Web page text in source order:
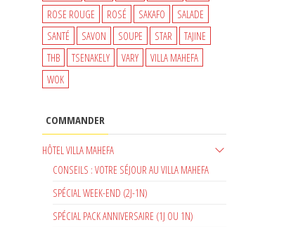
ROSE ROUGE
ROSÉ SAKAFO
SALADE
SANTÉ
SAVON SOUPE STAR
TAJINE
THB
TSENAKELY VARY
VILLA MAHEFA
WOK
COMMANDER
HÔTEL VILLA MAHEFA
CONSEILS : VOTRE SÉJOUR AU VILLA MAHEFA
SPÉCIAL WEEK-END (2J-1N)
SPÉCIAL PACK ANNIVERSAIRE (1J OU 1N)